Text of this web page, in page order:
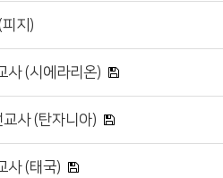
지)
사 (시에라리온)
사 (탄자니아)
사 (태국)